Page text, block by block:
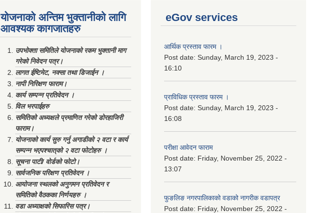
योजनाको अन्तिम भुक्तानीको लागि
आवश्यक कागजातहरु
उपभोक्ता समितिले योजनाको रकम भुक्तानी माग
गरेको निवेदन पत्र।
लागत ईष्टिमेट, नक्सा तथा डिजाईन ।
नापी निरिक्षण फाराम।
कार्य सम्पन्न प्रतिवेदन ।
विल भरपाईहरु
समितिको अध्यक्षले प्रमाणित गरेको डोरहाजिरी
फाराम।
योजनाको कार्य सुरु गर्नु अगाडीको २ वटा र कार्य
सम्पन्न भएपश्चात्‌को २ वटा फोटोहरु ।
सूचना पाटी/ वोर्डको फोटो।
सार्वजनिक परिक्षण प्रतिवेदन ।
आयोजना स्थलको अनुगमन प्रतिवेदन र
समितिको वैठकका निर्णयहरु ।
वडा अध्याक्षको सिफारिस पत्र।
eGov services
आर्थिक प्रस्ताव फारम ।
Post date: Sunday, March 19, 2023 -
16:10
प्राविधिक प्रस्ताव फारम ।
Post date: Sunday, March 19, 2023 -
16:08
परीक्षा आवेदन फाराम
Post date: Friday, November 25, 2022 -
13:07
फुङलिङ नगरपालिकाको वडाको नागरीक वडापत्र
Post date: Friday, November 25, 2022 -